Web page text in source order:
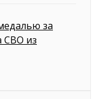
за
СВО из